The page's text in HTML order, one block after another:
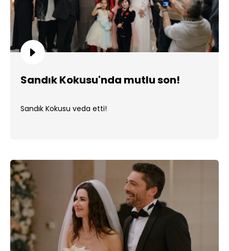
Sandık Kokusu'nda mutlu son!
Sandık Kokusu veda etti!